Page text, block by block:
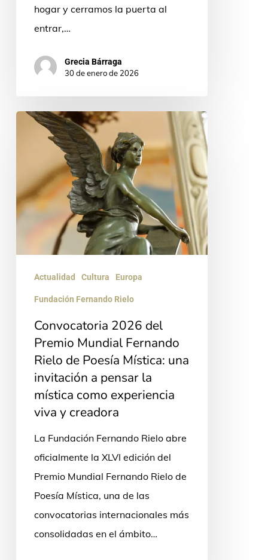
hogar y cerramos la puerta al
entrar,…
Grecia Bárraga
30 de enero de 2026
Convocatoria
Premio
Mundial
Fernando
de
Poesía
invitación
mística
experiencia
creadora
Actualidad Cultura Europa
Fundación Fernando Rielo
Convocatoria 2026 del
Premio Mundial Fernando
Rielo de Poesía Mística: una
invitación a pensar la
mística como experiencia
viva y creadora
La Fundación Fernando Rielo abre
oficialmente la XLVI edición del
Premio Mundial Fernando Rielo de
Poesía Mística, una de las
convocatorias internacionales más
consolidadas en el ámbito…